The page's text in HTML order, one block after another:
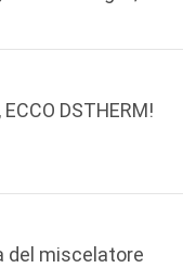
ECCO DSTHERM!
del miscelatore